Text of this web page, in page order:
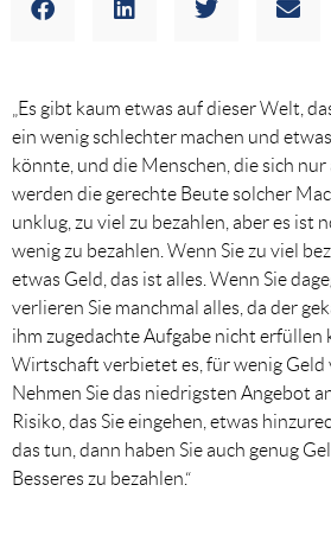
„Es gibt kaum etwas auf dieser Welt,
ein wenig schlechter machen und
könnte, und die Menschen, die sich
werden die gerechte Beute solcher
unklug, zu viel zu bezahlen, aber es ist
wenig zu bezahlen. Wenn Sie zu viel
etwas Geld, das ist alles. Wenn Sie
verlieren Sie manchmal alles, da der
ihm zugedachte Aufgabe nicht erfüllen
Wirtschaft verbietet es, für wenig Geld
Nehmen Sie das niedrigsten Angebot
Risiko, das Sie eingehen, etwas
das tun, dann haben Sie auch genug
Besseres zu bezahlen.“